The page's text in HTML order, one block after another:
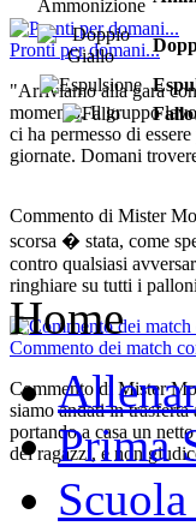
Pronti per domani...
"Arriviamo alla gara
momento. Il gruppo
ci ha permesso di
giornate. Domani
Commento di Mister
scorsa � stata, come
contro qualsiasi
ringhiare su tutti i
Commento dei match
Commento di Mister
siamo andati in
portando a casa un
dei ragazzi, e non
Home
Prima